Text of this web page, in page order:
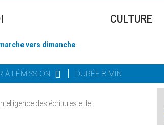
CULTURE
vers dimanche
À L'ÉMISSION DURÉE 8 MIN
des écritures et le